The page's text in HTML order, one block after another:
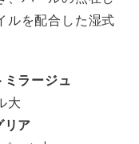
ルを配合した湿式
ラージュ
大
ア